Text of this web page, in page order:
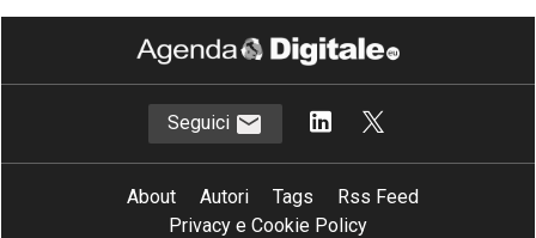
I intelligenza artificiale I Internet of Things
Seguici
About Autori Tags
Rss Feed
Privacy e Cookie Policy